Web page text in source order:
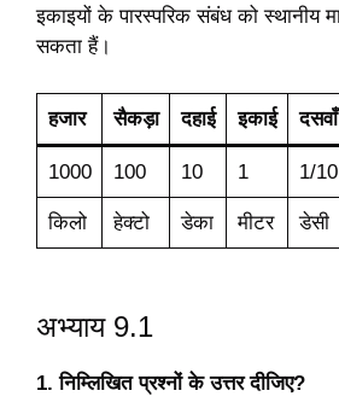
इकाइयों के पारस्परिक संबंध को स्थानीय
सकता हैं।
हजार सैकड़ा दहाई इकाई दसवाँ
1000 100 10 1 1/10
किलो हेक्टो डेका मीटर डेसी
अभ्याय 9.1
1. निम्लिखित प्रश्नों के उत्तर दीजिए?